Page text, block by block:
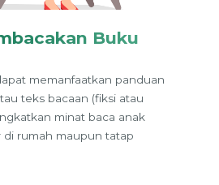
Buku
memanfaatkan panduan
teks bacaan (fiksi atau
minat baca anak
di rumah maupun tatap